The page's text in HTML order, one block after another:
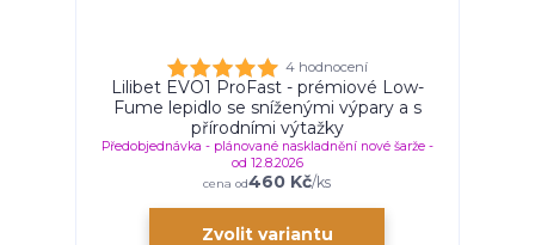
4 hodnocení
Lilibet EVO1 ProFast - prémiové Low-
Fume lepidlo se sníženými výpary a s
přírodními výtažky
cena od460 Kč/ks
Předobjednávka - plánované naskladnění nové šarže -
od 12.8.2026
Zvolit variantu